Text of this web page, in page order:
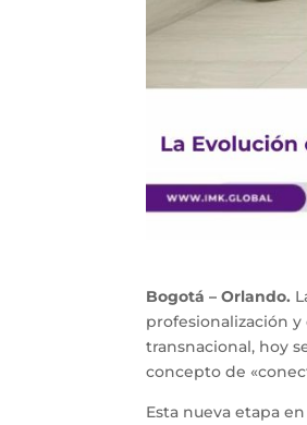
Bogotá – Orlando.
profesionalización
transnacional, hoy
concepto de
Esta nueva etapa